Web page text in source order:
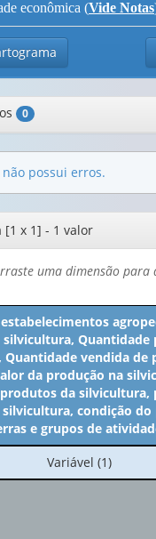
econômica (Vide Notas
0
possui erros.
[1 x 1] - 1 valor
uma dimensão para
Quantidade
vendida de
da produção na
da silvicultura,
condição
e grupos de
No
cabeçalho:
Variável (1)